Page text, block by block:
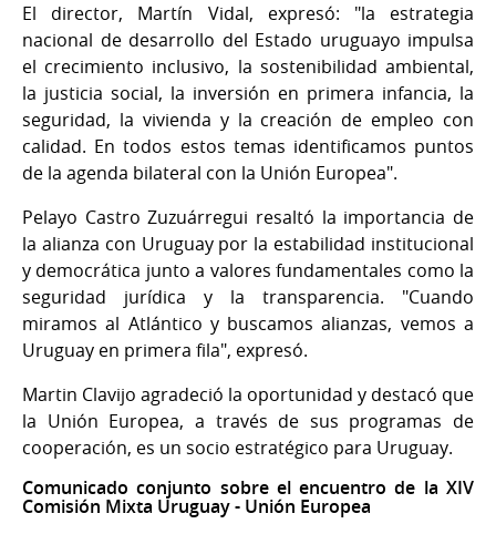
El director, Martín Vidal, expresó: "la estrategia
nacional de desarrollo del Estado uruguayo impulsa
el crecimiento inclusivo, la sostenibilidad ambiental,
la justicia social, la inversión en primera infancia, la
seguridad, la vivienda y la creación de empleo con
calidad. En todos estos temas identificamos puntos
de la agenda bilateral con la Unión Europea".
Pelayo Castro Zuzuárregui resaltó la importancia de
la alianza con Uruguay por la estabilidad institucional
y democrática junto a valores fundamentales como la
seguridad jurídica y la transparencia. "Cuando
miramos al Atlántico y buscamos alianzas, vemos a
Uruguay en primera fila", expresó.
Martin Clavijo agradeció la oportunidad y destacó que
la Unión Europea, a través de sus programas de
cooperación, es un socio estratégico para Uruguay.
Comunicado conjunto sobre el encuentro de la XIV
Comisión Mixta Uruguay - Unión Europea